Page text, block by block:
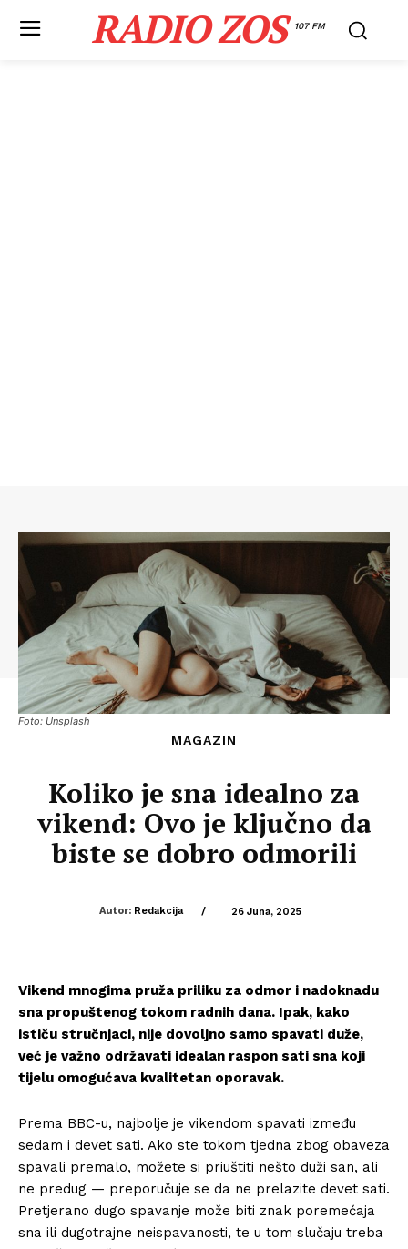
RADIO ZOS 107 FM
Foto: Unsplash
MAGAZIN
Koliko je sna idealno za
vikend: Ovo je ključno da
biste se dobro odmorili
Autor: Redakcija / 26 Juna, 2025
Vikend mnogima pruža priliku za odmor i nadoknadu
sna propuštenog tokom radnih dana. Ipak, kako
ističu stručnjaci, nije dovoljno samo spavati duže,
već je važno održavati idealan raspon sati sna koji
tijelu omogućava kvalitetan oporavak.
Prema BBC-u, najbolje je vikendom spavati između
sedam i devet sati. Ako ste tokom tjedna zbog obaveza
spavali premalo, možete si priuštiti nešto duži san, ali
ne predug — preporučuje se da ne prelazite devet sati.
Pretjerano dugo spavanje može biti znak poremećaja
sna ili dugotrajne neispavanosti, te u tom slučaju treba